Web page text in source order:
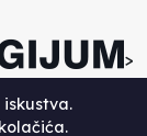
>
Školegijum.